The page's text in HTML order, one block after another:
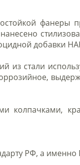
фанеры
добавки
стали
колпачками,
РФ, а именно